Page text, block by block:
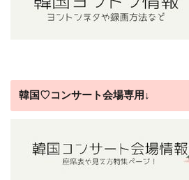
韓国♡コンサート会場専用↓